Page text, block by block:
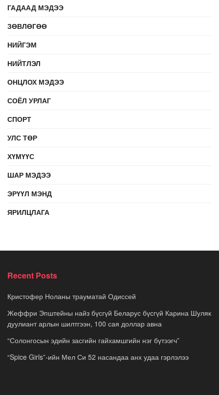
ГАДААД МЭДЭЭ
ЗӨВЛӨГӨӨ
НИЙГЭМ
НИЙТЛЭЛ
ОНЦЛОХ МЭДЭЭ
СОЁЛ УРЛАГ
СПОРТ
УЛС ТӨР
ХҮМҮҮС
ШАР МЭДЭЭ
ЭРҮҮЛ МЭНД
ЯРИЛЦЛАГА
Recent Posts
Кристофер Ноланы трауматай Одиссей
Жеффри Эпштейны найз бүсгүй Беларус бүсгүй Карина Шуляк
дуулиант арлын шилтгээн, 100 сая доллар авна
“Солонгосын эдийн засгийн гайхамшгийн нэг бүтээгч”
“Spice Girls”-ийн Мел Си 52 насандаа анх удаа гэрлэлээ